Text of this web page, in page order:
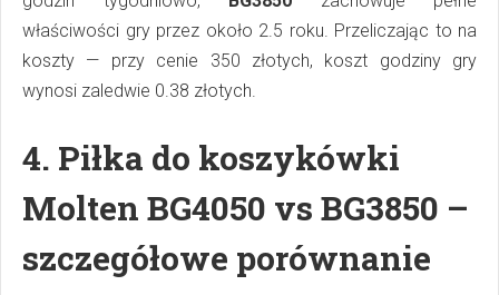
właściwości gry przez około 2.5 roku. Przeliczając to na
koszty — przy cenie 350 złotych, koszt godziny gry
wynosi zaledwie 0.38 złotych.
4. Piłka do koszykówki
Molten BG4050 vs BG3850 –
szczegółowe porównanie